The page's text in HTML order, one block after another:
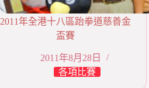
2011年全港十八區跆拳道慈善金
盃賽
2011年8月28日
各項比賽